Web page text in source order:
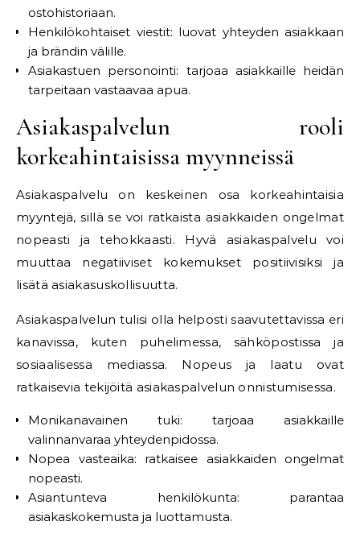
ostohistoriaan.
Henkilökohtaiset viestit: luovat yhteyden asiakkaan
ja brändin välille.
Asiakastuen personointi: tarjoaa asiakkaille heidän
tarpeitaan vastaavaa apua.
Asiakaspalvelun rooli
korkeahintaisissa myynneissä
Asiakaspalvelu on keskeinen osa korkeahintaisia
myyntejä, sillä se voi ratkaista asiakkaiden ongelmat
nopeasti ja tehokkaasti. Hyvä asiakaspalvelu voi
muuttaa negatiiviset kokemukset positiivisiksi ja
lisätä asiakasuskollisuutta.
Asiakaspalvelun tulisi olla helposti saavutettavissa eri
kanavissa, kuten puhelimessa, sähköpostissa ja
sosiaalisessa mediassa. Nopeus ja laatu ovat
ratkaisevia tekijöitä asiakaspalvelun onnistumisessa.
Monikanavainen tuki: tarjoaa asiakkaille
valinnanvaraa yhteydenpidossa.
Nopea vasteaika: ratkaisee asiakkaiden ongelmat
nopeasti.
Asiantunteva henkilökunta: parantaa
asiakaskokemusta ja luottamusta.